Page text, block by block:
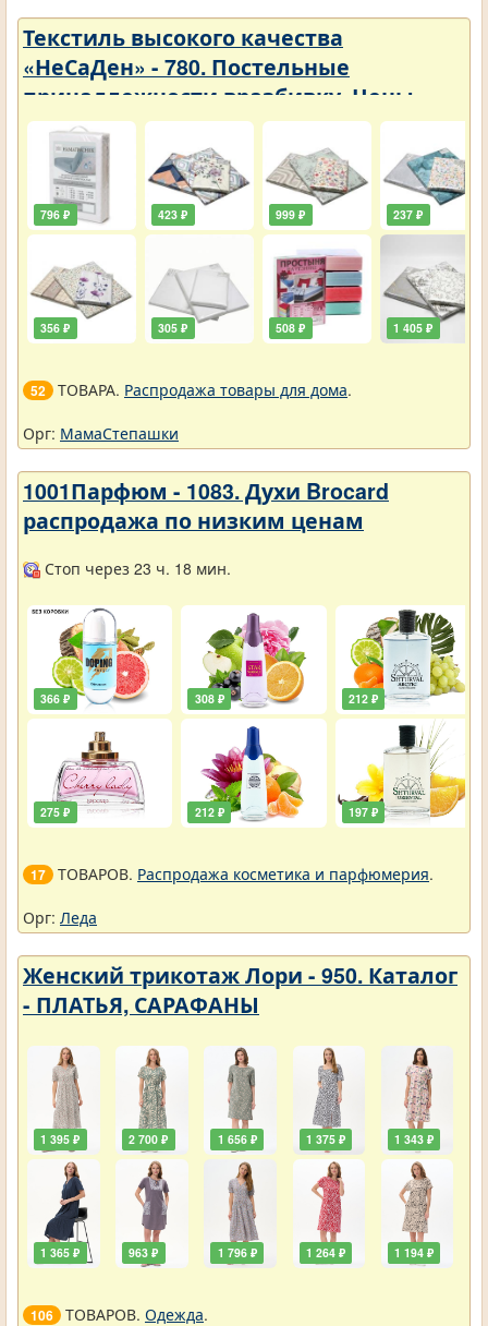
Текстиль высокого качества
«НеСаДен» - 780. Постельные
принадлежности вразбивку. Цены
упали
796 ₽
356 ₽
423 ₽
305 ₽
999 ₽
508 ₽
237 ₽
1 405 ₽
52 ТОВАРА. Распродажа товары для дома.
Орг: МамаСтепашки
1001Парфюм - 1083. Духи Brocard
распродажа по низким ценам
Стоп через 23 ч. 18 мин.
366 ₽
275 ₽
308 ₽
212 ₽
212 ₽
197 ₽
17 ТОВАРОВ. Распродажа косметика и парфюмерия.
Орг: Леда
Женский трикотаж Лори - 950. Каталог
- ПЛАТЬЯ, САРАФАНЫ
1 395 ₽
1 365 ₽
2 700 ₽
963 ₽
1 656 ₽
1 796 ₽
1 375 ₽
1 264 ₽
1 343 ₽
1 194 ₽
106 ТОВАРОВ. Одежда.